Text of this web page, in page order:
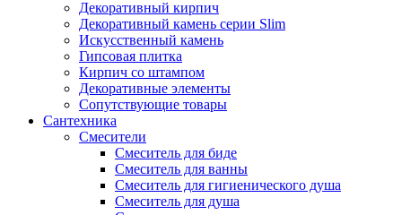
Декоративный кирпич
Декоративный камень серии Slim
Искусственный камень
Гипсовая плитка
Кирпич со штампом
Декоративные элементы
Сопутствующие товары
Сантехника
Смесители
Смеситель для биде
Смеситель для ванны
Смеситель для гигиенического душа
Смеситель для душа